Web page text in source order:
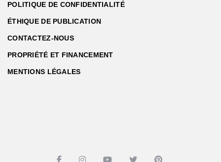
POLITIQUE DE CONFIDENTIALITÉ
ÉTHIQUE DE PUBLICATION
CONTACTEZ-NOUS
PROPRIÉTÉ ET FINANCEMENT
MENTIONS LÉGALES